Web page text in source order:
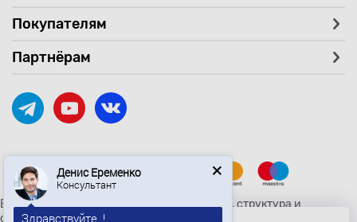
Покупателям
Партнёрам
Вся текстовая и графическая информация, структура и
оформление страницы avtozaryad.ru защищены российскими и
Денис Еременко
Консультант
Здравствуйте, !